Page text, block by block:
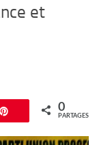
et
Épingle 0
PARTAGES